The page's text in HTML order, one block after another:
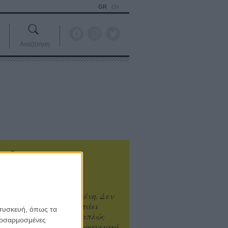
όπως τα
GR EN
Αναζήτηση
είναι υπερτιμημένη. Δεν
καλύτερο, δεν σε πάει
η επιτυχία. Είναι απλώς